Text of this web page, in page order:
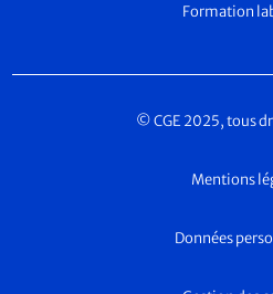
Formation
© CGE 2025, tous
Mentions
Données